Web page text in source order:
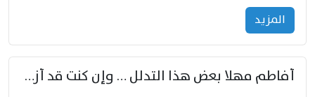
المزید
أفاطم مهلا بعض هذا التدلل … وإن كنت قد أزمعت صرمي فأجملي